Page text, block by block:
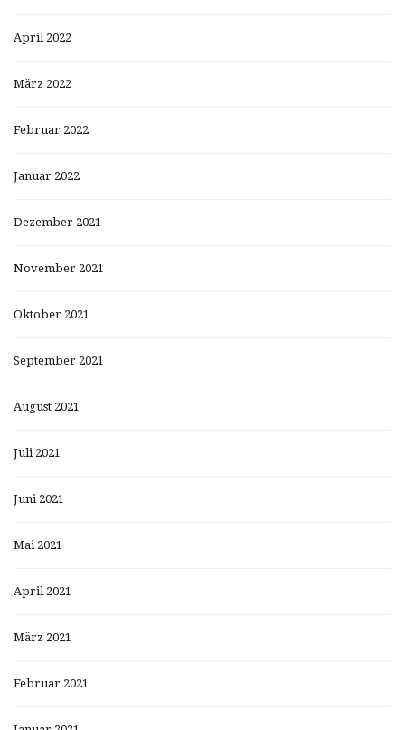
April 2022
März 2022
Februar 2022
Januar 2022
Dezember 2021
November 2021
Oktober 2021
September 2021
August 2021
Juli 2021
Juni 2021
Mai 2021
April 2021
März 2021
Februar 2021